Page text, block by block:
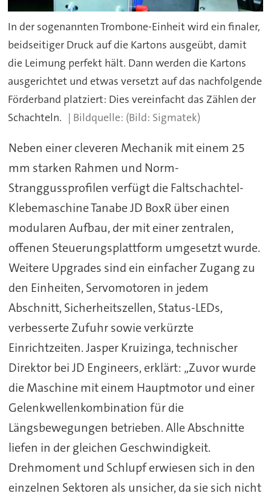
In der sogenannten Trombone-Einheit wird ein finaler,
beidseitiger Druck auf die Kartons ausgeübt, damit
die Leimung perfekt hält. Dann werden die Kartons
ausgerichtet und etwas versetzt auf das nachfolgende
Förderband platziert: Dies vereinfacht das Zählen der
Schachteln.
(Bild: Sigmatek)
Neben einer cleveren Mechanik mit einem 25
mm starken Rahmen und Norm-
Stranggussprofilen verfügt die Faltschachtel-
Klebemaschine Tanabe JD BoxR über einen
modularen Aufbau, der mit einer zentralen,
offenen Steuerungsplattform umgesetzt wurde.
Weitere Upgrades sind ein einfacher Zugang zu
den Einheiten, Servomotoren in jedem
Abschnitt, Sicherheitszellen, Status-LEDs,
verbesserte Zufuhr sowie verkürzte
Einrichtzeiten. Jasper Kruizinga, technischer
Direktor bei JD Engineers, erklärt: „Zuvor wurde
die Maschine mit einem Hauptmotor und einer
Gelenkwellenkombination für die
Längsbewegungen betrieben. Alle Abschnitte
liefen in der gleichen Geschwindigkeit.
Drehmoment und Schlupf erwiesen sich in den
einzelnen Sektoren als unsicher, da sie sich nicht